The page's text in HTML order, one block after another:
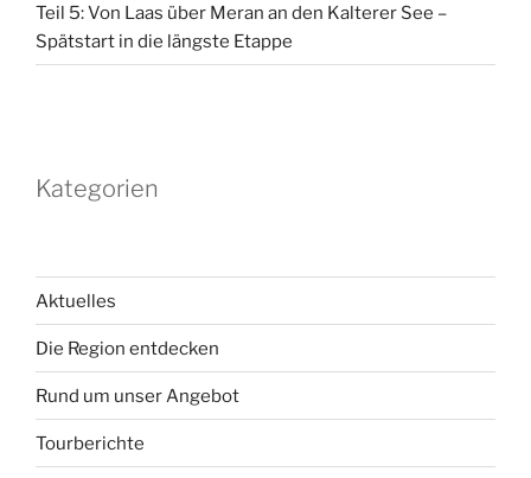
Teil 5: Von Laas über Meran an den Kalterer See –
Spätstart in die längste Etappe
Kategorien
Aktuelles
Die Region entdecken
Rund um unser Angebot
Tourberichte